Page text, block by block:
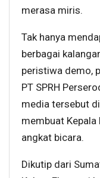
merasa miris.
Tak hanya
berbagai
peristiwa demo,
PT SPRH
media tersebut
membuat Kepala
angkat bicara.
Dikutip dari